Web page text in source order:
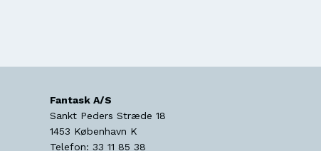
Fantask A/S
Sankt Peders Stræde 18
1453 København K
Telefon: 33 11 85 38